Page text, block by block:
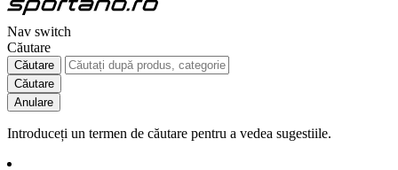
Nav switch
Căutare
Căutare
Căutare
Anulare
Introduceți un termen de căutare pentru a vedea sugestiile.